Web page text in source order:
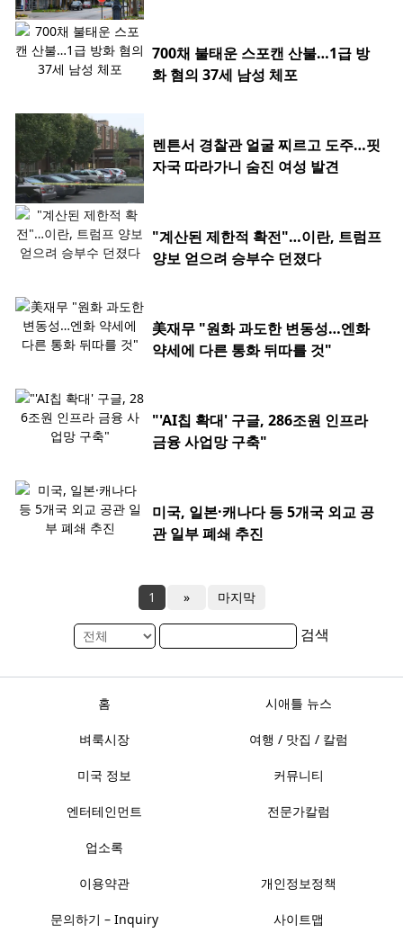
700채 불태운 스포캔 산불…1급 방
화 혐의 37세 남성 체포
렌튼서 경찰관 얼굴 찌르고 도주…핏
자국 따라가니 숨진 여성 발견
"계산된 제한적 확전"…이란, 트럼프
양보 얻으려 승부수 던졌다
美재무 "원화 과도한 변동성…엔화
약세에 다른 통화 뒤따를 것"
"'AI칩 확대' 구글, 286조원 인프라
금융 사업망 구축"
미국, 일본·캐나다 등 5개국 외교 공
관 일부 폐쇄 추진
1 » 마지막
검색
홈 시애틀 뉴스
벼룩시장 여행 / 맛집 / 칼럼
미국 정보 커뮤니티
엔터테인먼트 전문가칼럼
업소록
이용약관 개인정보정책
문의하기 – Inquiry 사이트맵